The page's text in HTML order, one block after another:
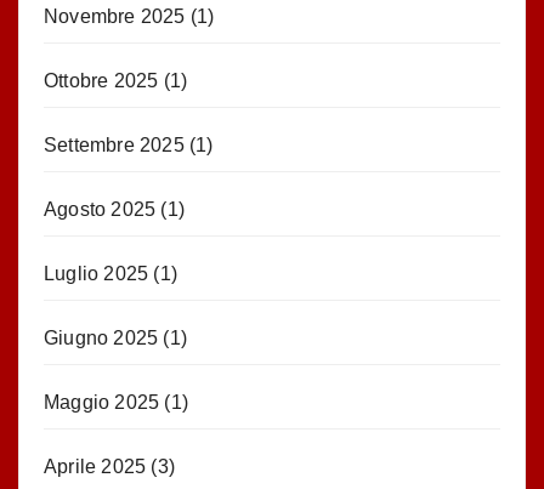
Novembre 2025 (1)
Ottobre 2025 (1)
Settembre 2025(1)
Agosto 2025 (1)
Luglio 2025 (1)
Giugno 2025 (1)
Maggio 2025 (1)
Aprile 2025 (3)